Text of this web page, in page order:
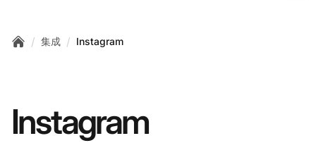
/ 集成 / Instagram
Instagram